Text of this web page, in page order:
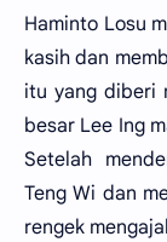
Haminto Losu
kasih dan
itu yang diberi
besar Lee Ing
Setelah
Teng Wi dan
rengek